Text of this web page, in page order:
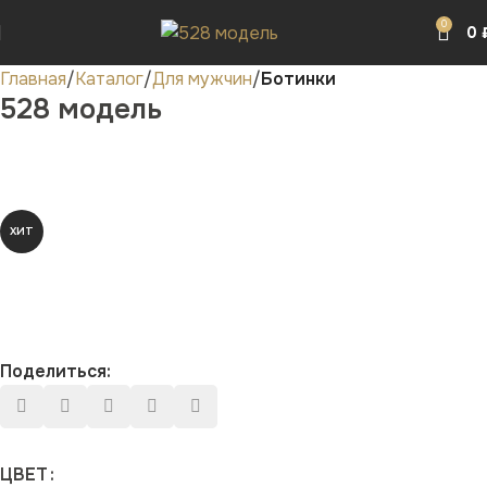
0 0
Главная Каталог Для мужчин Ботинки
528 модель
ХИТ
Поделиться:
ЦВЕТ